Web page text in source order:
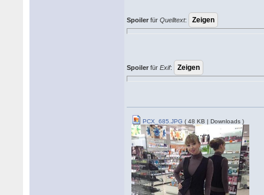
Spoiler fürQuelltext:
Spoiler fürExif:
PCX_685.JPG ( 48 KB | Downloads )